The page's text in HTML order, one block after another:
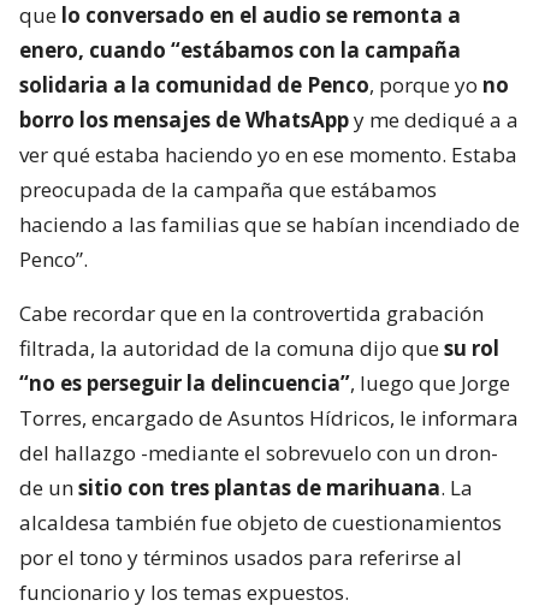
que lo conversado en el audio se remonta a
enero, cuando “estábamos con la campaña
solidaria a la comunidad de Penco, porque yo no
borro los mensajes de WhatsAppy me dediqué a a
ver qué estaba haciendo yo en ese momento. Estaba
preocupada de la campaña que estábamos
haciendo a las familias que se habían incendiado de
Penco”.
Cabe recordar que en la controvertida grabación
filtrada, la autoridad de la comuna dijo quesu rol
“no es perseguir la delincuencia”, luego que Jorge
Torres, encargado de Asuntos Hídricos, le informara
del hallazgo -mediante el sobrevuelo con un dron-
de unsitio con tres plantas de marihuana. La
alcaldesa también fue objeto de cuestionamientos
por el tono y términos usados para referirse al
funcionario y los temas expuestos.